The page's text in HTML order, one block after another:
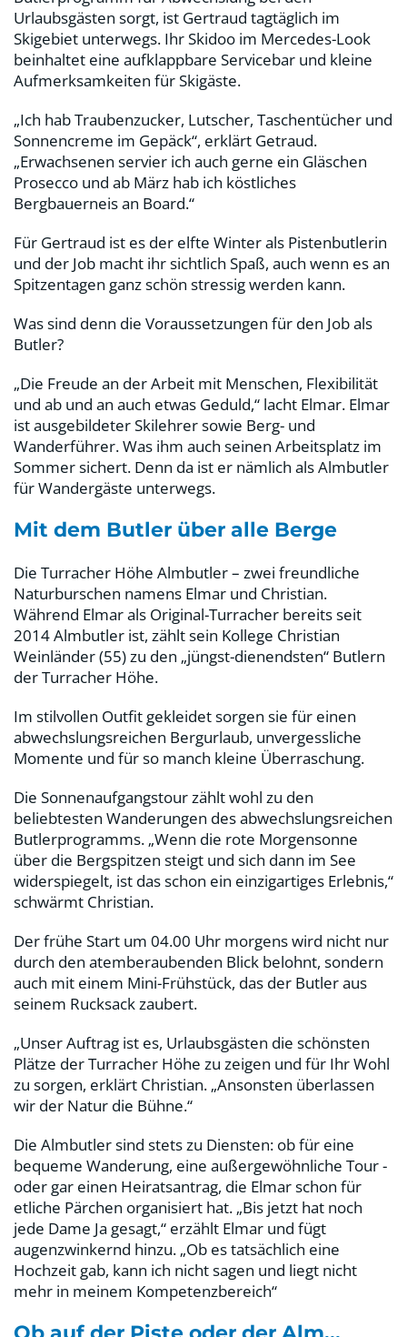
Urlaubsgästen sorgt, ist Gertraud tagtäglich im
Skigebiet unterwegs. Ihr Skidoo im Mercedes-Look
beinhaltet eine aufklappbare Servicebar und kleine
Aufmerksamkeiten für Skigäste.
„Ich hab Traubenzucker, Lutscher, Taschentücher und
Sonnencreme im Gepäck“, erklärt Getraud.
„Erwachsenen servier ich auch gerne ein Gläschen
Prosecco und ab März hab ich köstliches
Bergbauerneis an Board.“
Für Gertraud ist es der elfte Winter als Pistenbutlerin
und der Job macht ihr sichtlich Spaß, auch wenn es an
Spitzentagen ganz schön stressig werden kann.
Was sind denn die Voraussetzungen für den Job als
Butler?
„Die Freude an der Arbeit mit Menschen, Flexibilität
und ab und an auch etwas Geduld,“ lacht Elmar. Elmar
ist ausgebildeter Skilehrer sowie Berg- und
Wanderführer. Was ihm auch seinen Arbeitsplatz im
Sommer sichert. Denn da ist er nämlich als Almbutler
für Wandergäste unterwegs.
Mit dem Butler über alle Berge
Die Turracher Höhe Almbutler – zwei freundliche
Naturburschen namens Elmar und Christian.
Während Elmar als Original-Turracher bereits seit
2014 Almbutler ist, zählt sein Kollege Christian
Weinländer (55) zu den „jüngst-dienendsten“ Butlern
der Turracher Höhe.
Im stilvollen Outfit gekleidet sorgen sie für einen
abwechslungsreichen Bergurlaub, unvergessliche
Momente und für so manch kleine Überraschung.
Die Sonnenaufgangstour zählt wohl zu den
beliebtesten Wanderungen des abwechslungsreichen
Butlerprogramms. „Wenn die rote Morgensonne
über die Bergspitzen steigt und sich dann im See
widerspiegelt, ist das schon ein einzigartiges Erlebnis,“
schwärmt Christian.
Der frühe Start um 04.00 Uhr morgens wird nicht nur
durch den atemberaubenden Blick belohnt, sondern
auch mit einem Mini-Frühstück, das der Butler aus
seinem Rucksack zaubert.
„Unser Auftrag ist es, Urlaubsgästen die schönsten
Plätze der Turracher Höhe zu zeigen und für Ihr Wohl
zu sorgen, erklärt Christian. „Ansonsten überlassen
wir der Natur die Bühne.“
Die Almbutler sind stets zu Diensten: ob für eine
bequeme Wanderung, eine außergewöhnliche Tour -
oder gar einen Heiratsantrag, die Elmar schon für
etliche Pärchen organisiert hat. „Bis jetzt hat noch
jede Dame Ja gesagt,“ erzählt Elmar und fügt
augenzwinkernd hinzu. „Ob es tatsächlich eine
Hochzeit gab, kann ich nicht sagen und liegt nicht
mehr in meinem Kompetenzbereich“